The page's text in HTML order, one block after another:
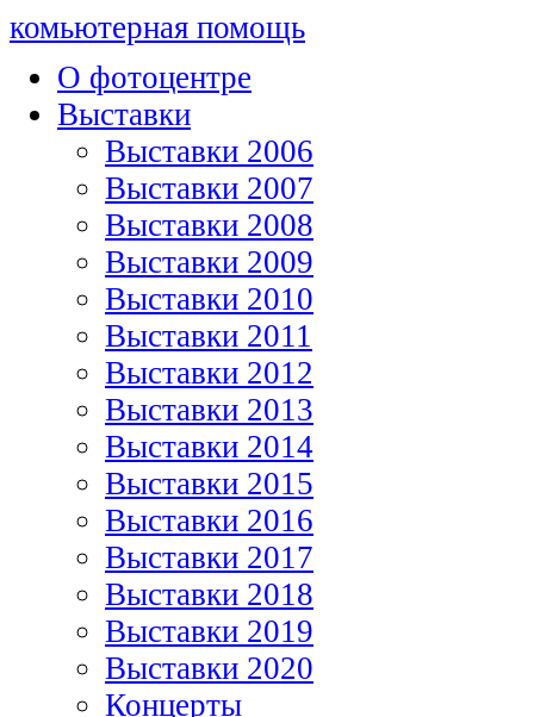
комьютерная помощь
О фотоцентре
Выставки
Выставки 2006
Выставки 2007
Выставки 2008
Выставки 2009
Выставки 2010
Выставки 2011
Выставки 2012
Выставки 2013
Выставки 2014
Выставки 2015
Выставки 2016
Выставки 2017
Выставки 2018
Выставки 2019
Выставки 2020
Концерты